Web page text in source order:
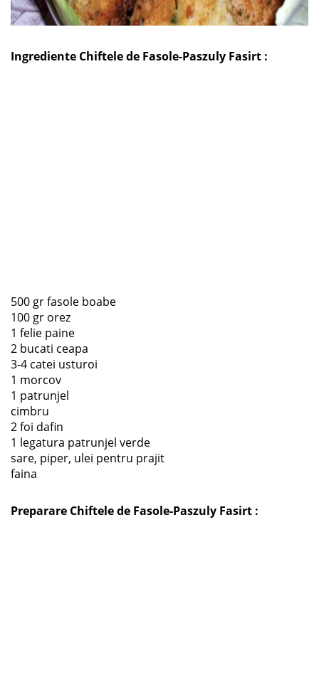
Ingrediente Chiftele de Fasole-Paszuly Fasirt :
500 gr fasole boabe
100 gr orez
1 felie paine
2 bucati ceapa
3-4 catei usturoi
1 morcov
1 patrunjel
cimbru
2 foi dafin
1 legatura patrunjel verde
sare, piper, ulei pentru prajit
faina
Preparare Chiftele de Fasole-Paszuly Fasirt :